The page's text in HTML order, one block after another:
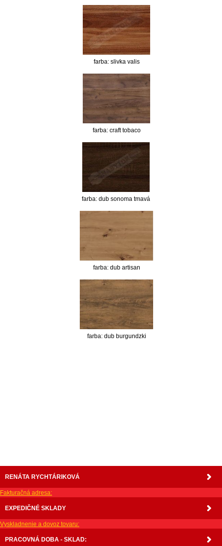
farba: slivka valis
farba: craft tobaco
farba: dub sonoma tmavá
farba: dub artisan
farba: dub burgundzki
RENÁTA RYCHTÁRIKOVÁ
Fakturačná adresa:
EXPEDIČNÉ SKLADY
Vyskladnenie a dovoz tovaru:
PRACOVNÁ DOBA - SKLAD: